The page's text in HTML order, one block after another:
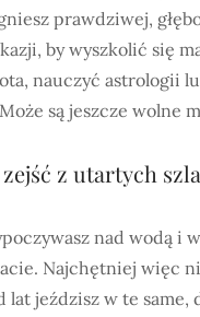
prawdziwej,
by wyszkolić się
nauczyć astrologii
są jeszcze wolne
z utartych
nad wodą i
Najchętniej więc
lat jeździsz w te same,